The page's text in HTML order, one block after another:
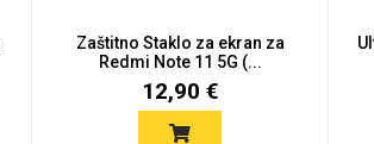
Zaštitno Staklo za ekran za
Redmi Note 11 5G (...
12,90 €